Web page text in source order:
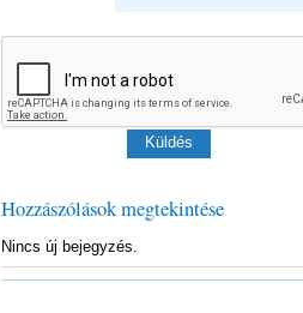
Hozzászólások megtekintése
Nincs új bejegyzés.